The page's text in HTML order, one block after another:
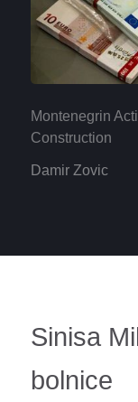
Montenegrin
Construction
Damir Zovic
Sinisa
bolnice